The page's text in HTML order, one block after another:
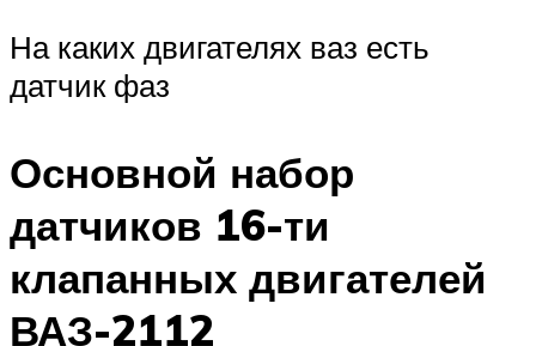
На каких двигателях ваз есть
датчик фаз
Основной набор
датчиков 16-ти
клапанных двигателей
ВАЗ-2112